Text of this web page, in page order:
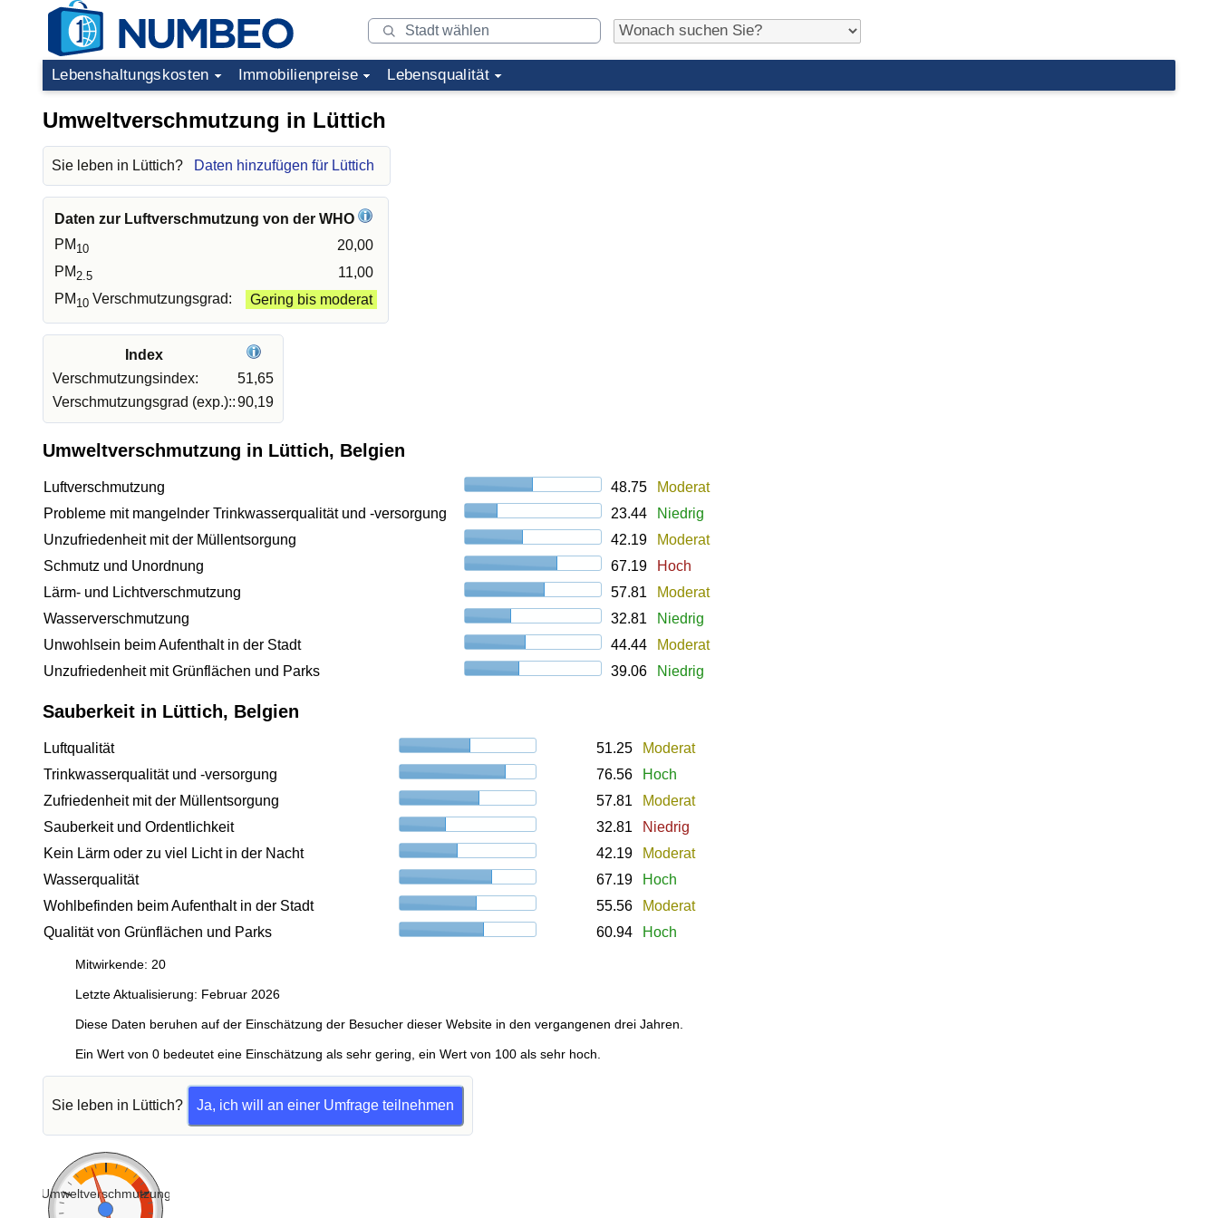
Lebenshaltungskosten Immobilienpreise Lebensqualität
Umweltverschmutzung in Lüttich
Sie leben in Lüttich? Daten hinzufügen für Lüttich
Daten zur Luftverschmutzung von der WHO
PM 10
20,00
PM2.5
11,00
PM 10 Verschmutzungsgrad: Gering bis moderat
Index
Verschmutzungsindex:
51,65
Verschmutzungsgrad (exp.)::90,19
Umweltverschmutzung in Lüttich, Belgien
Luftverschmutzung 48.75
Moderat
Probleme mit mangelnder Trinkwasserqualität und -versorgung
23.44
Niedrig
Unzufriedenheit mit der Müllentsorgung
42.19
Moderat
Schmutz und Unordnung
67.19
Hoch
Lärm- und Lichtverschmutzung
57.81
Moderat
Wasserverschmutzung
32.81
Niedrig
Unwohlsein beim Aufenthalt in der Stadt
44.44
Moderat
Unzufriedenheit mit Grünflächen und Parks
39.06 Niedrig
Sauberkeit in Lüttich, Belgien
Luftqualität 51.25
Moderat
Trinkwasserqualität und -versorgung
76.56
Hoch
Zufriedenheit mit der Müllentsorgung
57.81
Moderat
Sauberkeit und Ordentlichkeit
32.81
Niedrig
Kein Lärm oder zu viel Licht in der Nacht
42.19
Moderat
Wasserqualität
67.19
Hoch
Wohlbefinden beim Aufenthalt in der Stadt
55.56
Moderat
Qualität von Grünflächen und Parks
60.94 Hoch
Mitwirkende: 20
Letzte Aktualisierung: Februar 2026
Diese Daten beruhen auf der Einschätzung der Besucher dieser Website in den vergangenen drei Jahren.
Ein Wert von 0 bedeutet eine Einschätzung als sehr gering, ein Wert von 100 als sehr hoch.
Sie leben in Lüttich? Ja, ich will an einer Umfrage teilnehmen
Umweltverschmutzung